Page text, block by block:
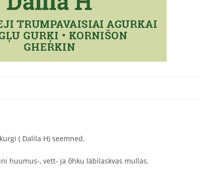
( Dalila H) seemned.
huumus-, vett- ja õhku läbilaskvas mullas.